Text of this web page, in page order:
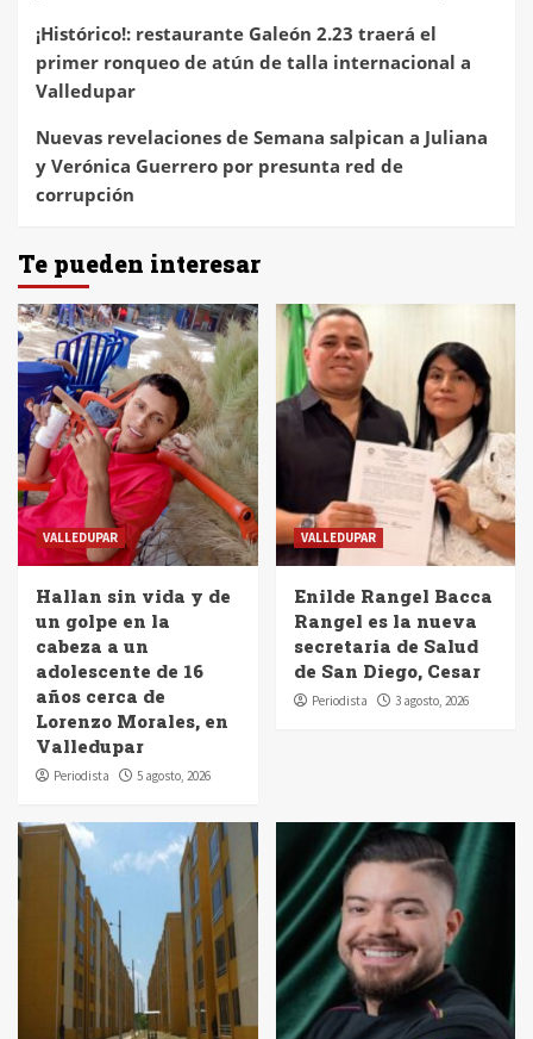
¡Histórico!: restaurante Galeón 2.23 traerá el
primer ronqueo de atún de talla internacional a
Valledupar
Nuevas revelaciones de Semana salpican a Juliana
y Verónica Guerrero por presunta red de
corrupción
Te pueden interesar
VALLEDUPAR
Hallan sin vida y de
un golpe en la
cabeza a un
adolescente de 16
años cerca de
Lorenzo Morales, en
Valledupar
Periodista 5 agosto, 2026
VALLEDUPAR
Enilde Rangel Bacca
Rangel es la nueva
secretaria de Salud
de San Diego, Cesar
Periodista 3 agosto, 2026